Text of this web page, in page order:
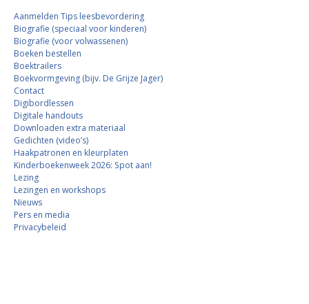
Aanmelden Tips leesbevordering
Biografie (speciaal voor kinderen)
Biografie (voor volwassenen)
Boeken bestellen
Boektrailers
Boekvormgeving (bijv. De Grijze Jager)
Contact
Digibordlessen
Digitale handouts
Downloaden extra materiaal
Gedichten (video’s)
Haakpatronen en kleurplaten
Kinderboekenweek 2026: Spot aan!
Lezing
Lezingen en workshops
Nieuws
Pers en media
Privacybeleid